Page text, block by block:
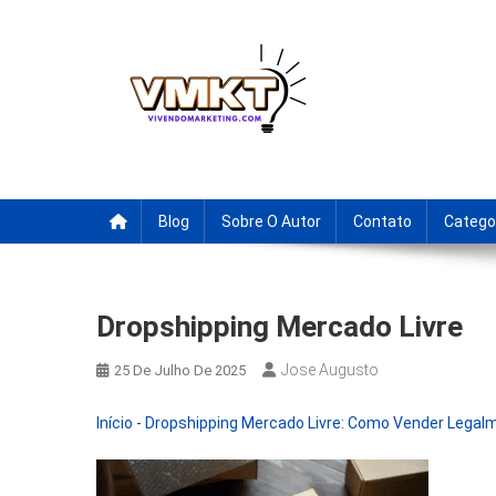
Blog Sobre O Autor Contato
Dropshipping Mercado Livre
25 De Julho De 2025 Jose Augusto
Início - Dropshipping Mercado Livre: Como Vender